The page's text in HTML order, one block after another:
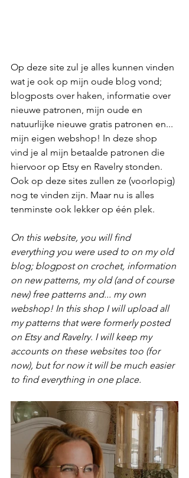
Op deze site zul je alles kunnen vinden
wat je ook op mijn oude blog vond;
blogposts over haken, informatie over
nieuwe patronen, mijn oude en
natuurlijke nieuwe gratis patronen en...
mijn eigen webshop! In deze shop
vind je al mijn betaalde patronen die
hiervoor op Etsy en Ravelry stonden.
Ook op deze sites zullen ze (voorlopig)
nog te vinden zijn. Maar nu is alles
tenminste ook lekker op één plek.
On this website, you will find
everything you were used to on my old
blog; blogpost on crochet, information
on new patterns, my old (and of course
new) free patterns and... my own
webshop! In this shop I will upload all
my patterns that were formerly posted
on Etsy and Ravelry. I will keep my
accounts on these websites too (for
now), but for now it will be much easier
to find everything in one place.